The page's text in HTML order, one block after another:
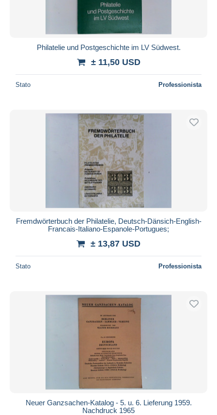
Philatelie und Postgeschichte im LV Südwest.
± 11,50 USD
Stato Professionista
Fremdwörterbuch der Philatelie, Deutsch-Dänsich-English-
Francais-Italiano-Espanole-Portugues;
± 13,87 USD
Stato Professionista
Neuer Ganzsachen-Katalog - 5. u. 6. Lieferung 1959.
Nachdruck 1965